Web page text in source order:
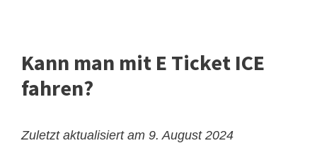
Kann man mit E Ticket ICE
fahren?
Zuletzt aktualisiert am 9. August 2024